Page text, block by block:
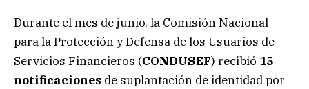
Durante el mes de junio, la Comisión Nacional
para la Protección y Defensa de los Usuarios de
Servicios Financieros (CONDUSEF) recibió 15
notificaciones de suplantación de identidad por